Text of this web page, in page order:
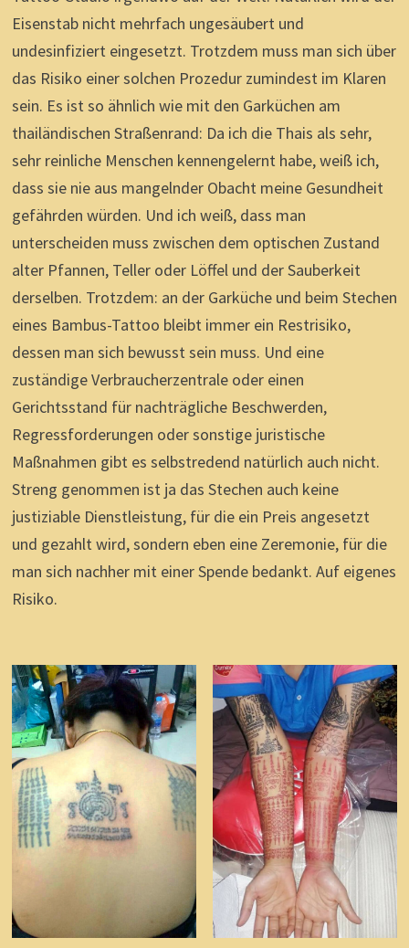
Eisenstab nicht mehrfach ungesäubert und
undesinfiziert eingesetzt. Trotzdem muss man sich über
das Risiko einer solchen Prozedur zumindest im Klaren
sein. Es ist so ähnlich wie mit den Garküchen am
thailändischen Straßenrand: Da ich die Thais als sehr,
sehr reinliche Menschen kennengelernt habe, weiß ich,
dass sie nie aus mangelnder Obacht meine Gesundheit
gefährden würden. Und ich weiß, dass man
unterscheiden muss zwischen dem optischen Zustand
alter Pfannen, Teller oder Löffel und der Sauberkeit
derselben. Trotzdem: an der Garküche und beim Stechen
eines Bambus-Tattoo bleibt immer ein Restrisiko,
dessen man sich bewusst sein muss. Und eine
zuständige Verbraucherzentrale oder einen
Gerichtsstand für nachträgliche Beschwerden,
Regressforderungen oder sonstige juristische
Maßnahmen gibt es selbstredend natürlich auch nicht.
Streng genommen ist ja das Stechen auch keine
justiziable Dienstleistung, für die ein Preis angesetzt
und gezahlt wird, sondern eben eine Zeremonie, für die
man sich nachher mit einer Spende bedankt. Auf eigenes
Risiko.